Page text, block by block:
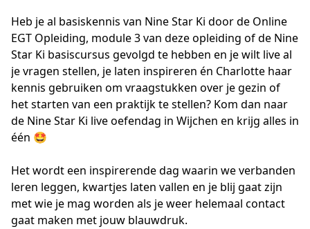
Heb je al basiskennis van Nine Star Ki door de Online
EGT Opleiding, module 3 van deze opleiding of de Nine
Star Ki basiscursus gevolgd te hebben en je wilt live al
je vragen stellen, je laten inspireren én Charlotte haar
kennis gebruiken om vraagstukken over je gezin of
het starten van een praktijk te stellen? Kom dan naar
de Nine Star Ki live oefendag in Wijchen en krijg alles in
één 🤩
Het wordt een inspirerende dag waarin we verbanden
leren leggen, kwartjes laten vallen en je blij gaat zijn
met wie je mag worden als je weer helemaal contact
gaat maken met jouw blauwdruk.